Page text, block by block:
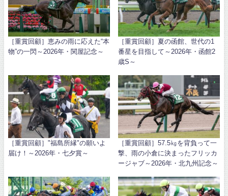
［重賞回顧］恵みの雨に応えた“本
物”の一閃～2026年・関屋記念～
［重賞回顧］夏の函館、世代の1
番星を目指して～2026年・函館2
歳S～
［重賞回顧］"福島所縁"の願いよ
届け！～2026年・七夕賞～
［重賞回顧］57.5㎏を背負って一
撃、雨の小倉に決まったフリッカ
ージャブ～2026年・北九州記念～